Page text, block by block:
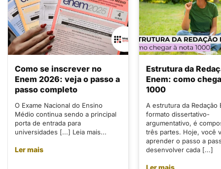
Como se inscrever no
Enem 2026: veja o passo a
passo completo
O Exame Nacional do Ensino
Médio continua sendo a principal
porta de entrada para
universidades [...] Leia mais...
Ler mais
Estrutura da
Enem: como
1000
A estrutura da Redação
formato dissertativo-
argumentativo, é
três partes. Hoje, você
aprender o passo a
desenvolver cada [...]